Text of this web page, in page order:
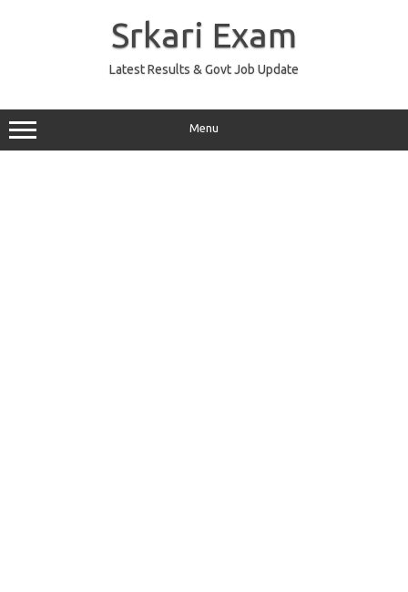
Srkari Exam
Latest Results & Govt Job Update
Menu